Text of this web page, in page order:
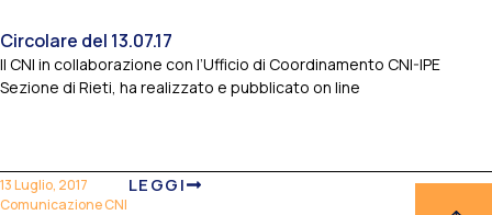
Circolare del 13.07.17
Il CNI in collaborazione con l’Ufficio di Coordinamento CNI-IPE
Sezione di Rieti, ha realizzato e pubblicato on line
13 Luglio, 2017
Comunicazione CNI
LEGGI